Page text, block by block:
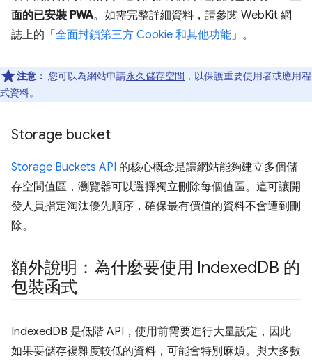
面的已安裝 PWA。如需完整詳細資料，請參閱 WebKit 網
誌上的「 全面封鎖第三方 Cookie 和其他功能」。
注意： 您可以為網站申請永久儲存空間 ，以保護重要使用者或應用程
式資料。
Storage bucket
Storage Buckets API 的核心概念是讓網站能夠建立多個儲
存空間值區，瀏覽器可以選擇獨立刪除每個值區。這可讓開
發人員指定淘汰優先順序，確保最有價值的資料不會遭到刪
除。
額外說明：為什麼要使用 IndexedDB 的
包裝函式
IndexedDB 是低階 API，使用前需要進行大量設定，因此
如果要儲存複雜度較低的資料，可能會特別麻煩。與大多數